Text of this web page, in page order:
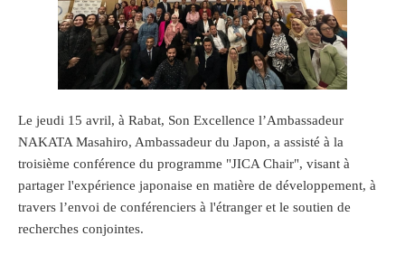
Le jeudi 15 avril, à Rabat, Son Excellence l’Ambassadeur
NAKATA Masahiro, Ambassadeur du Japon, a assisté à la
troisième conférence du programme "JICA Chair", visant à
partager l'expérience japonaise en matière de développement, à
travers l’envoi de conférenciers à l'étranger et le soutien de
recherches conjointes.